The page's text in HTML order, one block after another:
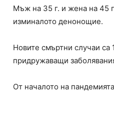
Мъж на 35 г. и жена на 45
изминалото денонощие.
Новите смъртни случаи са
придружаващи
От началото на